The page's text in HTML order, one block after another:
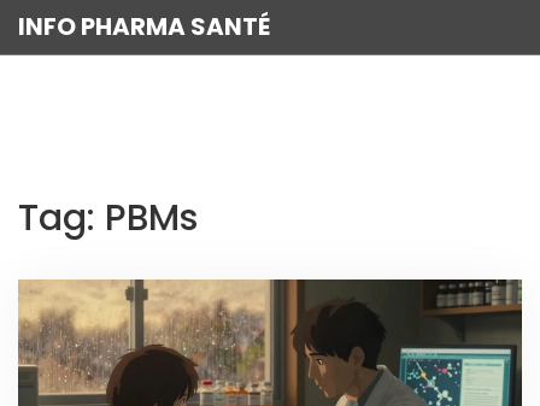
INFO PHARMA SANTÉ
Tag: PBMs